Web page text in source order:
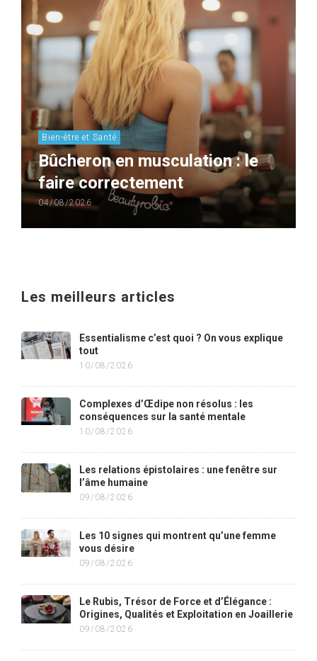
Bien-être et Santé
Bûcheron en musculation : le
faire correctement
04/08/2026
Les meilleurs articles
Essentialisme c’est quoi ? On vous explique
tout
10/08/2026
Complexes d’Œdipe non résolus : les
conséquences sur la santé mentale
10/08/2026
Les relations épistolaires : une fenêtre sur
l’âme humaine
09/08/2026
Les 10 signes qui montrent qu’une femme
vous désire
09/08/2026
Le Rubis, Trésor de Force et d’Élégance :
Origines, Qualités et Exploitation en Joaillerie
09/08/2026